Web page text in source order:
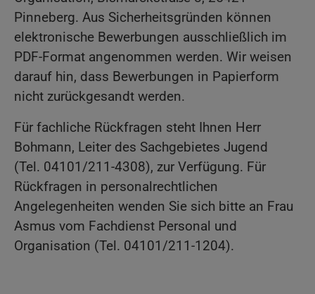
Pinneberg. Aus Sicherheitsgründen können
elektronische Bewerbungen ausschließlich im
PDF-Format angenommen werden. Wir weisen
darauf hin, dass Bewerbungen in Papierform
nicht zurückgesandt werden.
Für fachliche Rückfragen steht Ihnen Herr
Bohmann, Leiter des Sachgebietes Jugend
(Tel. 04101/211-4308), zur Verfügung. Für
Rückfragen in personalrechtlichen
Angelegenheiten wenden Sie sich bitte an Frau
Asmus vom Fachdienst Personal und
Organisation (Tel. 04101/211-1204).